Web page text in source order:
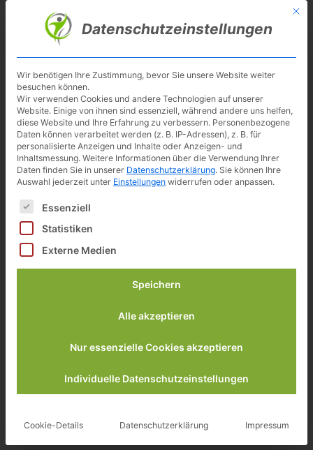
Skip
Besuche meinen Youtube-Kanal ▶︎
Ultrasport F-Bike 150
Alle (3) anzeigen
Preisvergleich
inkl. 19% gesetzlicher MwSt.
Zuletzt aktualisiert am: 6. August 2026 06:04
Zuletzt aktualisiert am: 6. August 2026 06:04
zu ebay*
149,99 €
Mit
Datenschutzeinstellungen
Wir benötigen Ihre Zustimmung, bevor Sie unsere Website weiter
besuchen können.
Wir verwenden Cookies und andere Technologien auf unserer
Website. Einige von ihnen sind essenziell, während andere uns helfen,
diese Website und Ihre Erfahrung zu verbessern. Personenbezogene
Daten können verarbeitet werden (z. B. IP-Adressen), z. B. für
personalisierte Anzeigen und Inhalte oder Anzeigen- und
Inhaltsmessung. Weitere Informationen über die Verwendung Ihrer
Daten finden Sie in unserer Datenschutzerklärung. Sie können Ihre
Auswahl jederzeit unter Einstellungen widerrufen oder anpassen.
Es folgt eine Liste der Service-Gruppen, für die eine
Essenziell
Statistiken
Externe Medien
Speichern
Alle akzeptieren
Nur essenzielle Cookies akzeptieren
Individuelle Datenschutzeinstellungen
Cookie-Details Datenschutzerklärung Impressum